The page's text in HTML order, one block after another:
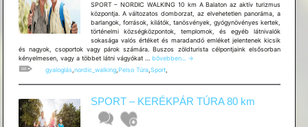
SPORT – NORDIC WALKING 10 km A Balaton az aktív turizmus
központja. A változatos domborzat, az elvehetetlen panoráma, a
barlangok, források, kilátók, tanösvények, gyógynövényes kertek,
történelmi községközpontok, templomok, és egyéb látnivalók
sokasága valós értéket és maradandó emléket jelentenek kicsik
és nagyok, csoportok vagy párok számára. Buszos zöldturista célpontjaink elsősorban
kényelmesen, vagy a többet látni vágyókat … SPORT
–
NORDIC
WALKING
km
bővebben... →
gyaloglás, nordic_walking, Pelso Túra, Sport,
SPORT – KERÉKPÁR TÚRA 80 km